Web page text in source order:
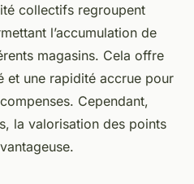
collectifs regroupent
l’accumulation de
magasins. Cela offre
et une rapidité accrue pour
Cependant,
la valorisation des points